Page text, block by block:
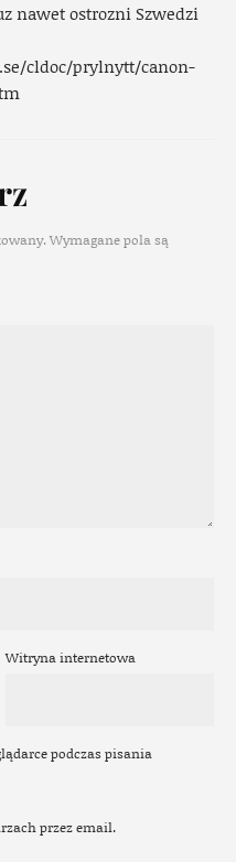
nawet ostrozni Szwedzi
cldoc/prylnytt/canon-
Wymagane pola są
Witryna internetowa
podczas pisania
przez email.